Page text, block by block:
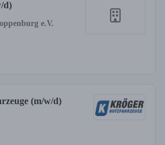
d)
e.V.
(m/w/d)